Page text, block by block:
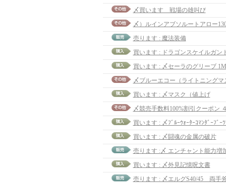
〆買います 戦場の雄叫び
〆）ルインアブソルートアロー
売ります : 魔法装備
買います : 〆セーラのグリーブ 1M
〆ブルーエコー（ライトニングマ
買います : 〆マスク（値上げ
〆競売手数料100%割引クーポン
買います : 〆ﾌﾞﾙｰｳｫｰﾀｰｺﾏﾝﾀﾞｰﾌﾞｰ
買います : 〆闘魂の金属の破片
売ります :〆 エンチャント能力増
買います : 〆外見記憶呪文書
売ります : 〆エルグS40/45 両手